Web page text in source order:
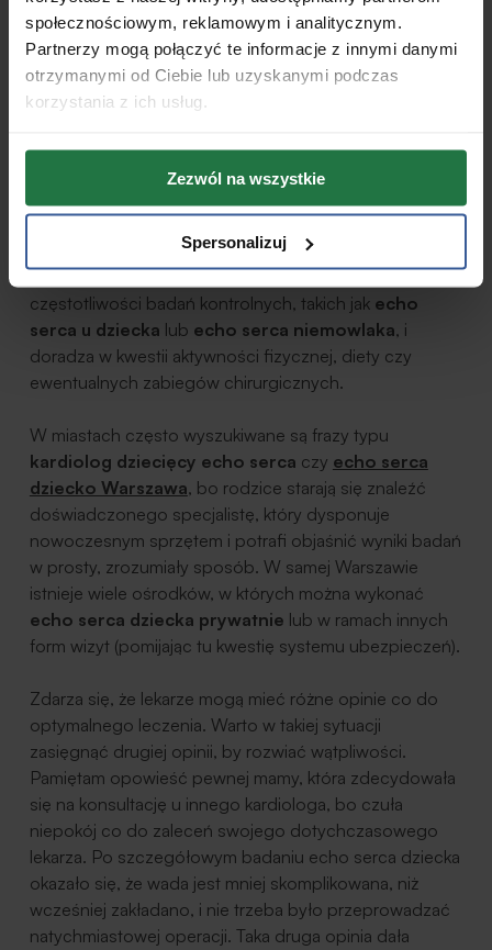
społecznościowym, reklamowym i analitycznym.
Partnerzy mogą połączyć te informacje z innymi danymi
otrzymanymi od Ciebie lub uzyskanymi podczas
korzystania z ich usług.
Zezwól na wszystkie
Spersonalizuj
Znaczenie współpracy z lekarzem i zespołem
specjalistów
opiekun serca
kluczowe jest stałe pozostawanie pod opieką
kardiologa dziecięcego. To on decyduje o
częstotliwości badań kontrolnych, takich jak echo
serca u dziecka lub echo serca niemowlaka, i
doradza w kwestii aktywności fizycznej, diety czy
ewentualnych zabiegów chirurgicznych.
W miastach często wyszukiwane są frazy typu
kardiolog dziecięcy echo serca czy echo serca
dziecko Warszawa, bo rodzice starają się znaleźć
doświadczonego specjalistę, który dysponuje
nowoczesnym sprzętem i potrafi objaśnić wyniki badań
w prosty, zrozumiały sposób. W samej Warszawie
istnieje wiele ośrodków, w których można wykonać
echo serca dziecka prywatnie lub w ramach innych
form wizyt (pomijając tu kwestię systemu ubezpieczeń).
Zdarza się, że lekarze mogą mieć różne opinie co do
optymalnego leczenia. Warto w takiej sytuacji
zasięgnąć drugiej opinii, by rozwiać wątpliwości.
Pamiętam opowieść pewnej mamy, która zdecydowała
się na konsultację u innego kardiologa, bo czuła
niepokój co do zaleceń swojego dotychczasowego
lekarza. Po szczegółowym badaniu echo serca dziecka
okazało się, że wada jest mniej skomplikowana, niż
wcześniej zakładano, i nie trzeba było przeprowadzać
natychmiastowej operacji. Taka druga opinia dała